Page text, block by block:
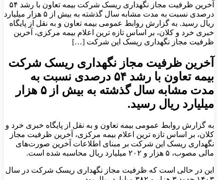
آخرین ظرفیت مجاز نگهداری ریسک شرکت‌ بیمه تعاون با رشد ۵۴
درصدی نسبت به مدت مشابه سال گذشته به بیش از ۵ هزار میلیارد
ریال رسید. به گزارش روابط عمومی بیمه تعاون و به نقل از پایگاه
خبری خرد و کلان، بر اساس تازه ترین اعلام بیمه مرکزی، آخرین
ظرفیت مجاز نگهداری ریسک این شرکت […]
آخرین ظرفیت مجاز نگهداری ریسک شرکت‌
بیمه تعاون با رشد ۵۴ درصدی نسبت به
مدت مشابه سال گذشته به بیش از ۵ هزار
میلیارد ریال رسید.
به گزارش روابط عمومی بیمه تعاون و به نقل از پایگاه خبری خرد و
کلان، بر اساس تازه ترین اعلام بیمه مرکزی، آخرین ظرفیت مجاز
نگهداری ریسک این شرکت بر مبنای اطلاعات آخرین صورت‌های
مالی مصوب، ۵ هزار و ۲۰۲ میلیارد ریال محاسبه شده است.
این در حالی است که ظرفیت مجاز نگهداری ریسک شرکت در سال